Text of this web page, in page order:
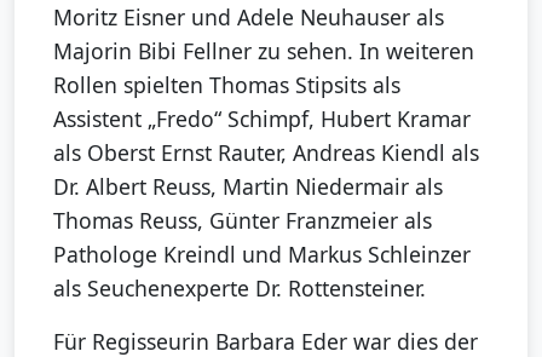
Moritz Eisner und Adele Neuhauser als
Majorin Bibi Fellner zu sehen. In weiteren
Rollen spielten Thomas Stipsits als
Assistent „Fredo“ Schimpf, Hubert Kramar
als Oberst Ernst Rauter, Andreas Kiendl als
Dr. Albert Reuss, Martin Niedermair als
Thomas Reuss, Günter Franzmeier als
Pathologe Kreindl und Markus Schleinzer
als Seuchenexperte Dr. Rottensteiner.
Für Regisseurin Barbara Eder war dies der